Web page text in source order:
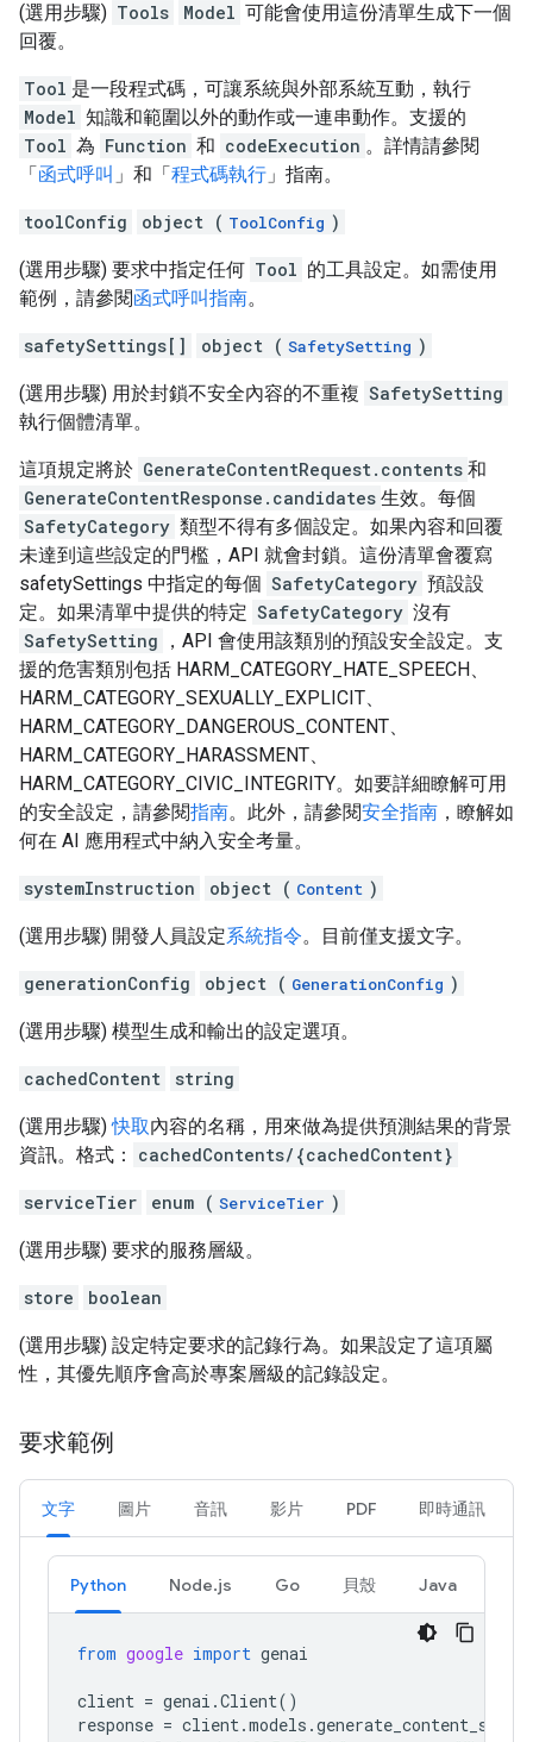
(選用步驟) Tools Model 可能會使用這份清單生成下一個
回覆。
Tool 是一段程式碼，可讓系統與外部系統互動，執行
Model 知識和範圍以外的動作或一連串動作。支援的
Tool 為 Function 和 codeExecution 。詳情請參閱
「函式呼叫 」和「程式碼執行 」指南。
toolConfig object ( ToolConfig )
(選用步驟) 要求中指定任何 Tool 的工具設定。如需使用
範例，請參閱函式呼叫指南。
safetySettings[] object ( SafetySetting )
(選用步驟) 用於封鎖不安全內容的不重複 SafetySetting
執行個體清單。
這項規定將於 GenerateContentRequest.contents 和
GenerateContentResponse.candidates 生效。每個
SafetyCategory 類型不得有多個設定。如果內容和回覆
未達到這些設定的門檻，API 就會封鎖。這份清單會覆寫
safetySettings 中指定的每個 SafetyCategory 預設設
定。如果清單中提供的特定 SafetyCategory 沒有
SafetySetting
，API 會使用該類別的預設安全設定。支
援的危害類別包括 HARM_CATEGORY_HATE_SPEECH、
HARM_CATEGORY_SEXUALLY_EXPLICIT、
HARM_CATEGORY_DANGEROUS_CONTENT、
HARM_CATEGORY_HARASSMENT、
HARM_CATEGORY_CIVIC_INTEGRITY。如要詳細瞭解可用
的安全設定，請參閱指南。此外，請參閱安全指南 ，瞭解如
何在 AI 應用程式中納入安全考量。
systemInstruction object ( Content )
(選用步驟) 開發人員設定系統指令。目前僅支援文字。
generationConfig object ( GenerationConfig )
(選用步驟) 模型生成和輸出的設定選項。
cachedContent string
(選用步驟)快取內容的名稱，用來做為提供預測結果的背景
資訊。格式：
cachedContents/{cachedContent}
serviceTier enum ( ServiceTier )
(選用步驟) 要求的服務層級。
store boolean
(選用步驟) 設定特定要求的記錄行為。如果設定了這項屬
性，其優先順序會高於專案層級的記錄設定。
要求範例
文字 圖片 音訊 影片 PDF 即時通訊
Python Node.js Go 貝殼 Java
from google import genai
client = genai .Client()
response = client.models .